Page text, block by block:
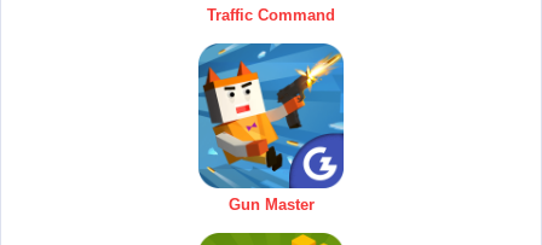
Traffic Command
Gun Master